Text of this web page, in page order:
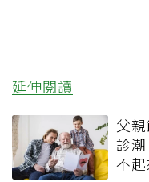
延伸閱讀
父
診
不